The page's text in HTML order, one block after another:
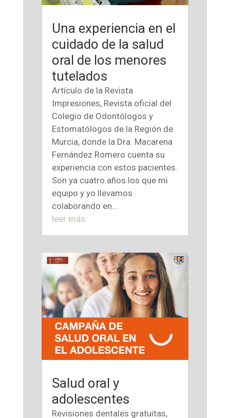
Una experiencia en el
cuidado de la salud
oral de los menores
tutelados
Artículo de la Revista
Impresiones, Revista oficial del
Colegio de Odontólogos y
Estomatólogos de la Región de
Murcia, donde la Dra. Macarena
Fernández Romero cuenta su
experiencia con estos pacientes.
Son ya cuatro años los que mi
equipo y yo llevamos
colaborando en...
leer más
Salud oral y
adolescentes
Revisiones dentales gratuitas,